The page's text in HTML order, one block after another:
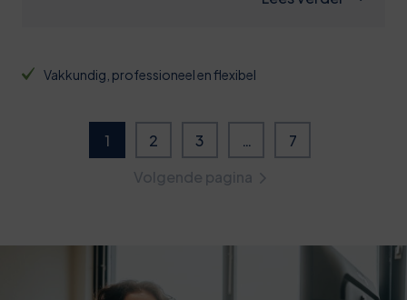
Vakkundig, professioneel en flexibel
1 2 3 …
7
Volgende pagina